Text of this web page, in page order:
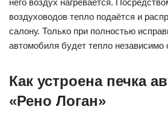
него воздух нагревается.
воздуховодов тепло подаётся и
салону. Только при полностью
автомобиля будет тепло независимо
Как устроена печка
«Рено Логан»